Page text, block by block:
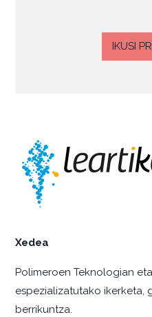
IKUSI
Xedea
Polimeroen Teknologian
espezializatutako
berrikuntza.